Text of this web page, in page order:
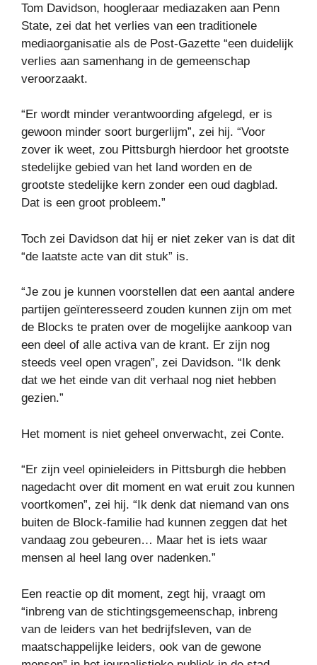
Tom Davidson, hoogleraar mediazaken aan Penn
State, zei dat het verlies van een traditionele
mediaorganisatie als de Post-Gazette “een duidelijk
verlies aan samenhang in de gemeenschap
veroorzaakt.
“Er wordt minder verantwoording afgelegd, er is
gewoon minder soort burgerlijm”, zei hij. “Voor
zover ik weet, zou Pittsburgh hierdoor het grootste
stedelijke gebied van het land worden en de
grootste stedelijke kern zonder een oud dagblad.
Dat is een groot probleem.”
Toch zei Davidson dat hij er niet zeker van is dat dit
“de laatste acte van dit stuk” is.
“Je zou je kunnen voorstellen dat een aantal andere
partijen geïnteresseerd zouden kunnen zijn om met
de Blocks te praten over de mogelijke aankoop van
een deel of alle activa van de krant. Er zijn nog
steeds veel open vragen”, zei Davidson. “Ik denk
dat we het einde van dit verhaal nog niet hebben
gezien.”
Het moment is niet geheel onverwacht, zei Conte.
“Er zijn veel opinieleiders in Pittsburgh die hebben
nagedacht over dit moment en wat eruit zou kunnen
voortkomen”, zei hij. “Ik denk dat niemand van ons
buiten de Block-familie had kunnen zeggen dat het
vandaag zou gebeuren… Maar het is iets waar
mensen al heel lang over nadenken.”
Een reactie op dit moment, zegt hij, vraagt ​​om
“inbreng van de stichtingsgemeenschap, inbreng
van de leiders van het bedrijfsleven, van de
maatschappelijke leiders, ook van de gewone